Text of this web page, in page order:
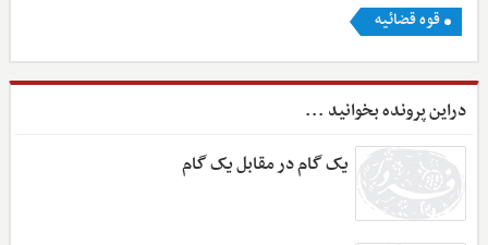
قوه قضائیه
دراین پرونده بخوانید ...
یک گام در مقابل یک گام